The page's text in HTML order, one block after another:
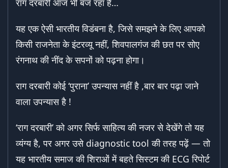
राग दरबारी आज भी बज रहा है…
यह एक ऐसी भारतीय विडंबना है, जिसे समझने के लिए आपको
किसी राजनेता के इंटरव्यू नहीं, शिवपालगंज की छत पर सोए
रंगनाथ की नींद के सपनों को पढ़ना होगा।
राग दरबारी कोई ‘पुराना’ उपन्यास नहीं है ,बार बार पढ़ा जाने
वाला उपन्यास है !
‘राग दरबारी’ को अगर सिर्फ साहित्य की नजर से देखेंगे तो यह
व्यंग्य है, पर अगर उसे diagnostic tool की तरह पढ़ें — तो
यह भारतीय समाज की शिराओं में बहते सिस्टम की ECG रिपोर्ट